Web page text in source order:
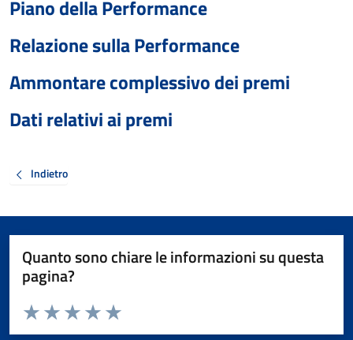
Piano della Performance
Relazione sulla Performance
Ammontare complessivo dei premi
Dati relativi ai premi
Indietro
Quanto sono chiare le informazioni su questa
pagina?
Valuta da 1 a 5 stelle la pagina
Valuta 5 stelle su 5
Valuta 4 stelle su 5
Valuta 3 stelle su 5
Valuta 2 stelle su 5
Valuta 1 stelle su 5